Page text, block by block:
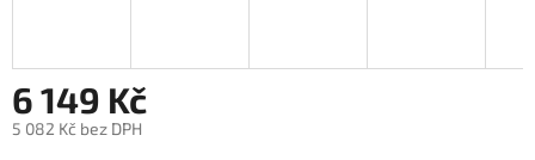
6 149 Kč
5 082 Kč bez DPH